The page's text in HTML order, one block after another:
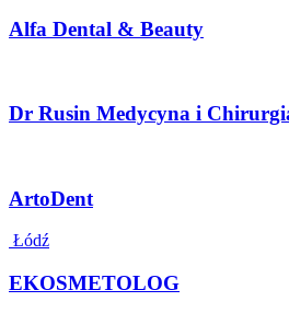
Alfa Dental & Beauty
Dr Rusin Medycyna i
ArtoDent
Łódź
EKOSMETOLOG